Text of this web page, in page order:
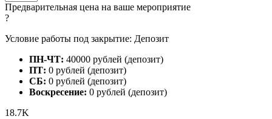
Предварительная цена на ваше мероприятие
?
Условие работы под закрытие: Депозит
ПН-ЧТ: 40000 рублей (депозит)
ПТ: 0 рублей (депозит)
СБ: 0 рублей (депозит)
Воскресение: 0 рублей (депозит)
18.7K